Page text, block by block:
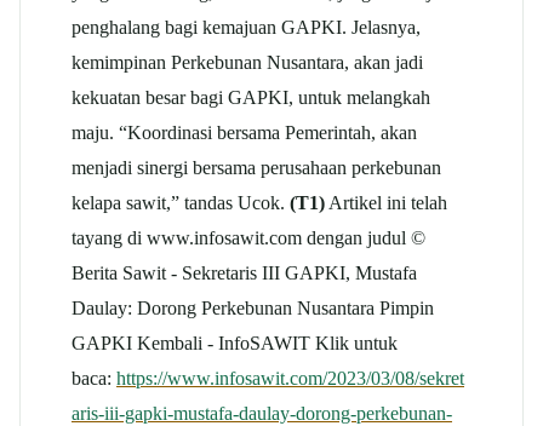
penghalang bagi kemajuan GAPKI. Jelasnya,
kemimpinan Perkebunan Nusantara, akan jadi
kekuatan besar bagi GAPKI, untuk melangkah
maju. “Koordinasi bersama Pemerintah, akan
menjadi sinergi bersama perusahaan perkebunan
kelapa sawit,” tandas Ucok. (T1) Artikel ini telah
tayang di www.infosawit.com dengan judul ©
Berita Sawit - Sekretaris III GAPKI, Mustafa
Daulay: Dorong Perkebunan Nusantara Pimpin
GAPKI Kembali - InfoSAWIT Klik untuk
baca: https://www.infosawit.com/2023/03/08/sekret
aris-iii-gapki-mustafa-daulay-dorong-perkebunan-